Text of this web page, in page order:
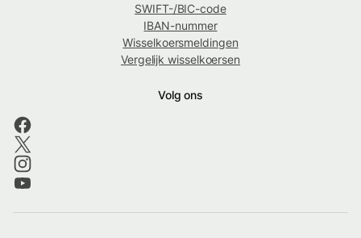
SWIFT-/BIC-code
IBAN-nummer
Wisselkoersmeldingen
Vergelijk wisselkoersen
Volg ons